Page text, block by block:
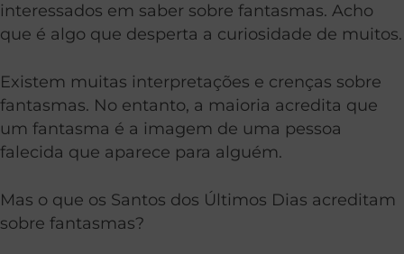
interessados em saber sobre fantasmas. Acho
que é algo que desperta a curiosidade de muitos.
Existem muitas interpretações e crenças sobre
fantasmas. No entanto, a maioria acredita que
um fantasma é a imagem de uma pessoa
falecida que aparece para alguém.
Mas o que os Santos dos Últimos Dias acreditam
sobre fantasmas?